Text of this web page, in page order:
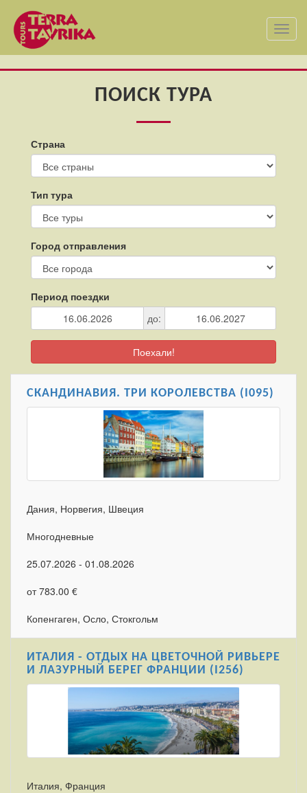
ПОИСК ТУРА
Страна
Тип тура
Город отправления
Период поездки
до:
Поехали!
СКАНДИНАВИЯ. ТРИ КОРОЛЕВСТВА (I095)
Дания, Норвегия, Швеция
Многодневные
25.07.2026 - 01.08.2026
от 783.00 €
Копенгаген, Осло, Стокгольм
ИТАЛИЯ - ОТДЫХ НА ЦВЕТОЧНОЙ РИВЬЕРЕ
И ЛАЗУРНЫЙ БЕРЕГ ФРАНЦИИ (I256)
Италия, Франция